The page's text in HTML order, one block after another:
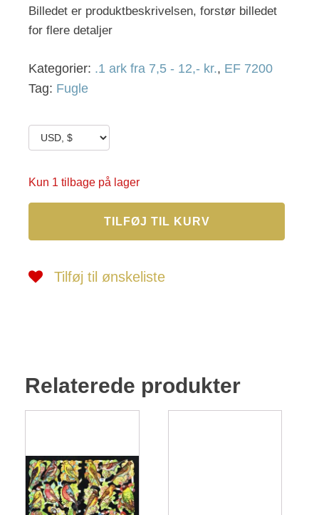
Billedet er produktbeskrivelsen, forstør billedet
for flere detaljer
Kategorier: .1 ark fra 7,5 - 12,- kr., EF 7200
Tag: Fugle
Kun 1 tilbage på lager
antal
TILFØJ TIL KURV
Tilføj til ønskeliste
Relaterede produkter